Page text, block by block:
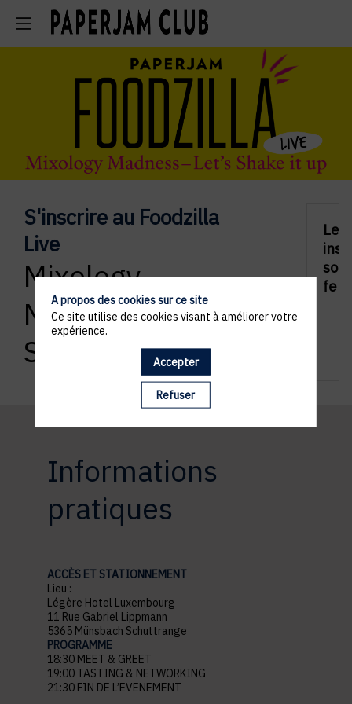
S'inscrire au Foodzilla
Live
Mixology
Madness - Let's
Shake it up
Les
sont
Informations
pratiques
ACCÈS ET STATIONNEMENT
Lieu :
Légère Hotel Luxembourg
11 Rue Gabriel Lippmann
5365 Münsbach Schuttrange
PROGRAMME
18:30 MEET & GREET
19:00 TASTING & NETWORKING
21:30 FIN DE L’EVENEMENT
A propos des cookies sur ce site
Ce site utilise des cookies visant à améliorer votre
expérience.
Accepter
Refuser